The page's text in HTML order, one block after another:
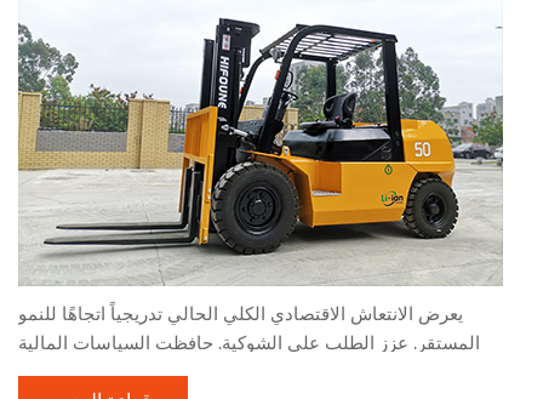
يعرض الانتعاش الاقتصادي الكلي الحالي تدريجياً اتجاهًا للنمو
المستقر. عزز الطلب على الشوكية. حافظت السياسات المالية
النشطة وبناء البنية التحتية التي تنفذها البلاد على معدل نمو مرتفع ،